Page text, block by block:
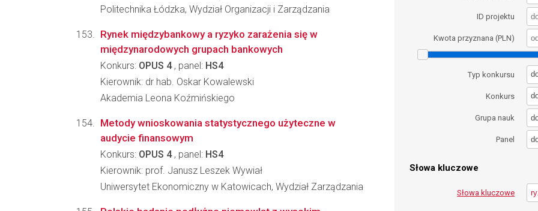
ID projektu
Kwota przyznana (PLN)
Typ konkursu
Konkurs
Grupa nauk
Panel
Słowa kluczowe
Słowa kluczowe
Politechnika Łódzka, Wydział Organizacji i Zarządzania
Rynek międzybankowy a ryzyko zarażenia się w
międzynarodowych grupach bankowych
Konkurs: OPUS 4, panel: HS4
Kierownik: dr hab. Oskar Kowalewski
Akademia Leona Koźmińskiego
Metody wnioskowania statystycznego użyteczne w
audycie finansowym
Konkurs: OPUS 4, panel: HS4
Kierownik: prof. Janusz Leszek Wywiał
Uniwersytet Ekonomiczny w Katowicach, Wydział Zarządzania